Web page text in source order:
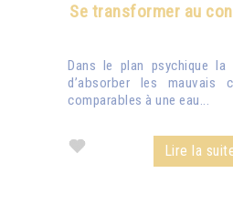
Se transformer au
Dans le plan psychique
d’absorber les mauvais
comparables à une eau...
Lire la